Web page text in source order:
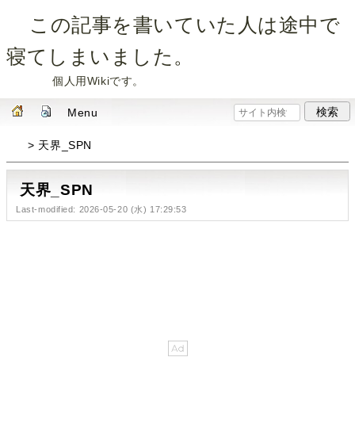
この記事を書いていた人は途中で
寝てしまいました。
個人用Wikiです。
Menu
> 天界_SPN
天界_SPN
Last-modified: 2026-05-20 (水) 17:29:53